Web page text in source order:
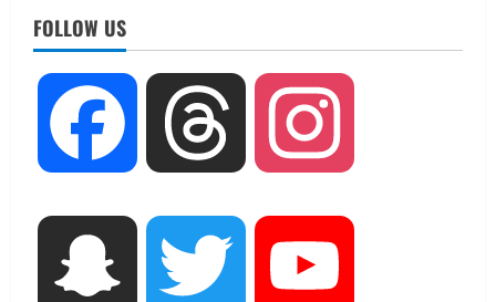
FOLLOW US
Facebook Threads
Snapchat Twitter
August 6, 2026
UTTARAKHAND NEWS
मिस उत्तराखंड 2026 के सब-कॉन्टेस्ट ‘मिस
ब्यूटीफुल आइज़’ एवं ‘मिस ब्यूटीफुल हेयर’ का
August 5, 2026
UTTARAKHAND NEWS
एमआईटी वर्ल्ड पीस यूनिवर्सिटी और जर्मनी के